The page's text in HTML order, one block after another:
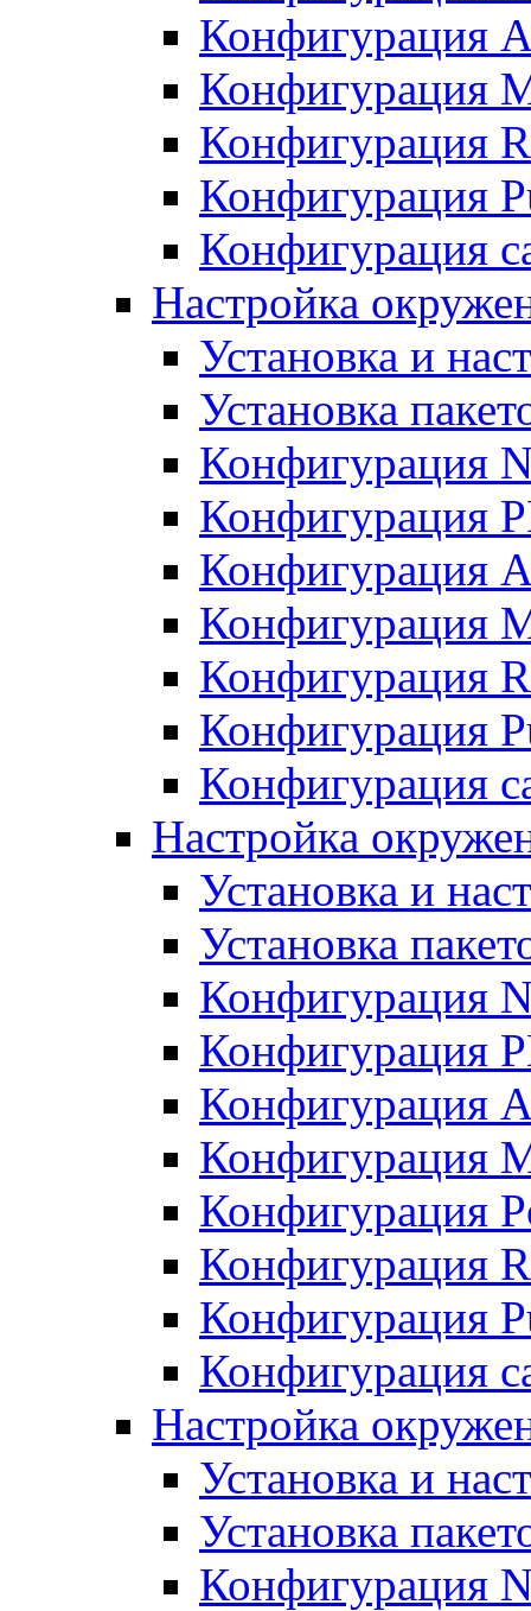
Конфигурация
Конфигурация
Конфигурация
Конфигурация
Конфигурация
Настройка
Установка и
Установка
Конфигурация
Конфигурация
Конфигурация
Конфигурация
Конфигурация
Конфигурация
Конфигурация
Настройка
Установка и
Установка
Конфигурация
Конфигурация
Конфигурация
Конфигурация
Конфигурация
Конфигурация
Конфигурация
Конфигурация
Настройка
Установка и
Установка
Конфигурация